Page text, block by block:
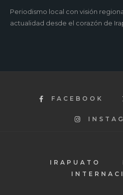
Periodismo local con visión
actualidad desde el corazón de
FACEBOOK
IRAPUATO